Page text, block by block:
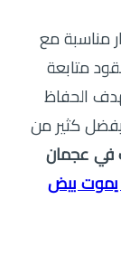
مناسبة مع
متابعة
الحفاظ
كثير من
في عجمان
بيض